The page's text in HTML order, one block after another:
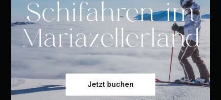
Schifahren im
Mariazellerland
Jetzt buchen